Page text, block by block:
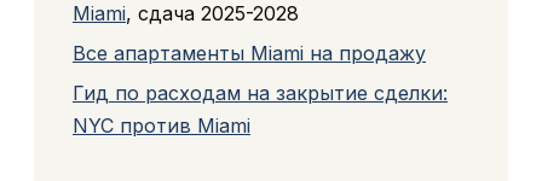
Miami, сдача 2025-2028
Все апартаменты Miami на продажу
Гид по расходам на закрытие сделки:
NYC против Miami